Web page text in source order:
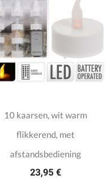
10 kaarsen, wit warm
flikkerend, met
afstandsbediening
23,95 €